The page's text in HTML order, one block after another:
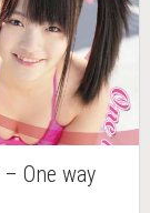
One way